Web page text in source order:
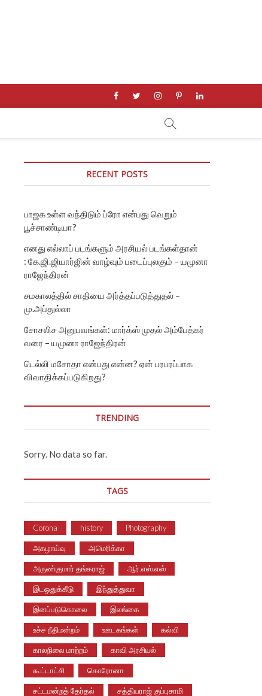
facebooktwitterinstagrampinterestlinkedin
RECENT POSTS
பாஜக உள்ள வந்திடும் ப்ரோ என்பது வெறும்
பூச்சாண்டியா?
எனது எல்லாப் படங்களும் அரசியல் படங்கள்தான்
: கே.ஜி.ஜியார்ஜின் வாழ்வும் படைப்புலகும் – யமுனா
ராஜேந்திரன்
சமகாலத்தில் சாதியை அர்த்தப்படுத்துதல் –
மு.அப்துல்லா
சோசலிச அனுபவங்கள்: மார்க்ஸ் முதல் அம்பேத்கர்
வரை – யமுனா ராஜேந்திரன்
டெல்லி மசோதா என்பது என்ன? ஏன் பரபரப்பாக
விவாதிக்கப்படுகிறது?
TRENDING
Sorry. No data so far.
TAGS
Corona history Photography
அகழாய்வு அமெரிக்கா
அருண்குமார் தங்கராஜ் ஆர்.எஸ்.எஸ்
இடஒதுக்கீடு இந்துத்துவா
இனப்படுகொலை இலங்கை
உச்ச நீதிமன்றம் ஊடகங்கள் கல்வி
காலநிலை மாற்றம் காவி அரசியல்
கூட்டாட்சி கொரோனா
சட்டமன்றத் தேர்தல் சத்தியராஜ் குப்புசாமி